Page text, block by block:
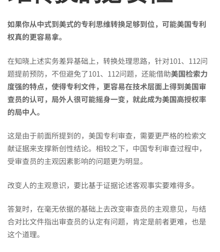
如果你从中式到美式的专利思维转换足够到位，可能美国专利
权真的更容易拿。
在知晓上述实务差异基础上，转换处理思路，针对101、112问
题提前预防，不但避免了101、112问题，还能借助美国检索力
度强的特点，使得专利文件，更容易在技术层面上得到美国审
查员的认可，局外人很可能摇身一变，就此成为美国高授权率
的局中人。
这是由于前面所提到的，美国专利审查，需要更严格的检索文
献证据来支撑新创性结论。相较之下，中国专利审查过程中，
受审查员的主观因素影响的问题更为明显。
改变人的主观意识，要比基于证据论述客观事实要难得多。
答复时，在毫无依据的基础上去改变审查员的主观意见，与结
合对比文件指出审查员的认定有问题，肯定是前者更难，也是
这个道理。